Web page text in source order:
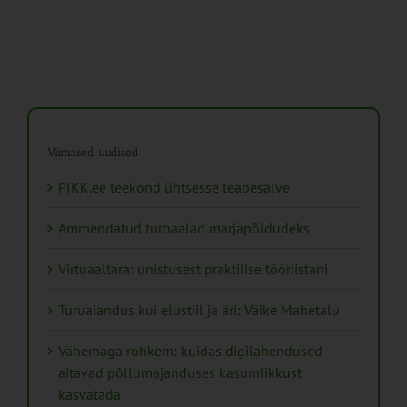
Viimased uudised
PIKK.ee teekond ühtsesse teabesalve
Ammendatud turbaalad marjapõldudeks
Virtuaaltara: unistusest praktilise tööriistani
Turuaiandus kui elustiil ja äri: Väike Mahetalu
Vähemaga rohkem: kuidas digilahendused
aitavad põllumajanduses kasumlikkust
kasvatada